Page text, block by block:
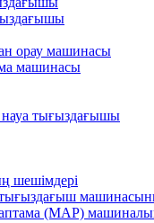
орау машинасы
машинасы
науа тығыздағышы
шешімдері
тығыздағыш
(MAP)